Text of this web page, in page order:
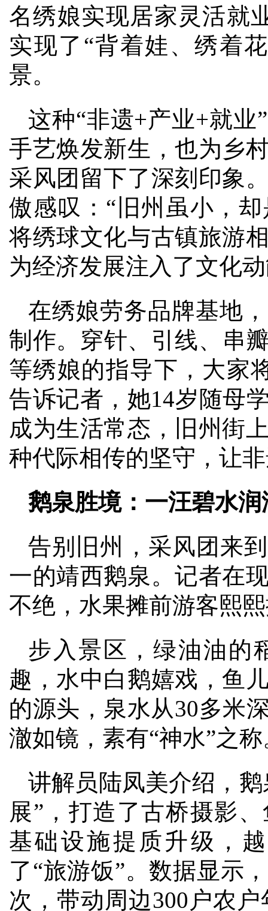
名绣娘实现居家灵活就
实现了“背着娃、绣着
景。
这种“非遗+产业+就
手艺焕发新生，也为乡
采风团留下了深刻印象
傲感叹：“旧州虽小，
将绣球文化与古镇旅游
为经济发展注入了文化
在绣娘劳务品牌基地
制作。穿针、引线、串
等绣娘的指导下，大家
告诉记者，她14岁随母
成为生活常态，旧州街
种代际相传的坚守，让
鹅泉胜境：一汪碧水润
告别旧州，采风团来
一的靖西鹅泉。记者在
不绝，水果摊前游客熙
步入景区，绿油油的
趣，水中白鹅嬉戏，鱼
的源头，泉水从30多米
澈如镜，素有“神水”之
讲解员陆凤美介绍，
展”，打造了古桥摄影
基础设施提质升级，
了“旅游饭”。数据显示
次，带动周边300户农